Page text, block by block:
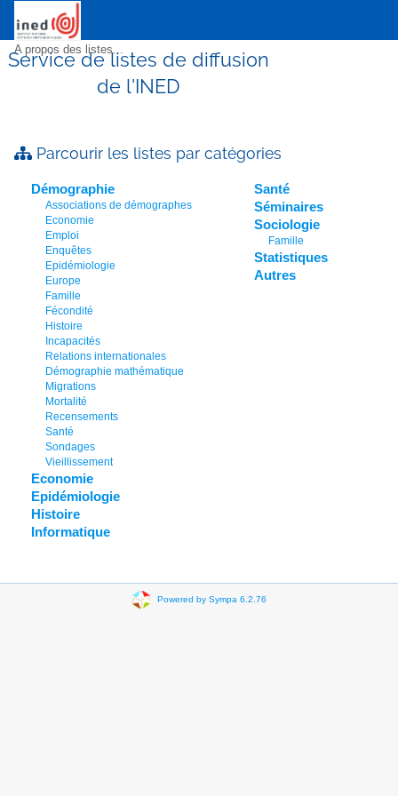
A propos des listes...
Service de listes de diffusion
de l'INED
Parcourir les listes par catégories
Démographie
Associations de démographes
Economie
Emploi
Enquêtes
Epidémiologie
Europe
Famille
Fécondité
Histoire
Incapacités
Relations internationales
Démographie mathématique
Migrations
Mortalité
Recensements
Santé
Sondages
Vieillissement
Economie
Epidémiologie
Histoire
Informatique
Santé
Séminaires
Sociologie
Famille
Statistiques
Autres
Powered by Sympa 6.2.76